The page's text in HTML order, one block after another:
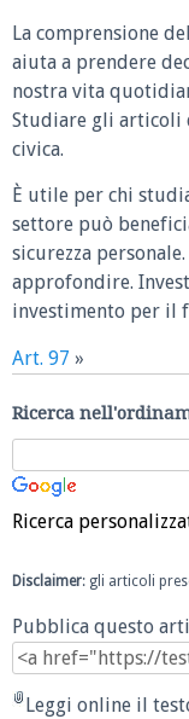
La comprensione
aiuta a prendere
nostra vita
Studiare gli articoli
civica.
È utile per chi
settore può
sicurezza
approfondire.
investimento per il
Art. 97 »
Ricerca
Ricerca
Disclaimer: gli articoli
Pubblica questo
Leggi online il